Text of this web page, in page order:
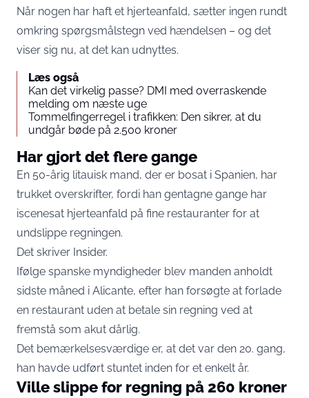
Når nogen har haft et hjerteanfald, sætter ingen rundt
omkring spørgsmålstegn ved hændelsen – og det
viser sig nu, at det kan udnyttes.
Læs også
Kan det virkelig passe? DMI med overraskende
melding om næste uge
Tommelfingerregel i trafikken: Den sikrer, at du
undgår bøde på 2.500 kroner
Har gjort det flere gange
En 50-årig litauisk mand, der er bosat i Spanien, har
trukket overskrifter, fordi han gentagne gange har
iscenesat hjerteanfald på fine restauranter for at
undslippe regningen.
Det skriver Insider.
Ifølge spanske myndigheder blev manden anholdt
sidste måned i Alicante, efter han forsøgte at forlade
en restaurant uden at betale sin regning ved at
fremstå som akut dårlig.
Det bemærkelsesværdige er, at det var den 20. gang,
han havde udført stuntet inden for et enkelt år.
Ville slippe for regning på 260 kroner